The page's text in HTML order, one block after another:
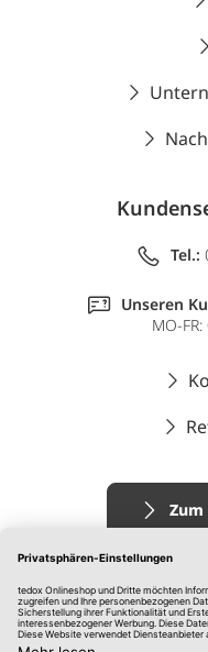
Tel.:
Unseren
MO-